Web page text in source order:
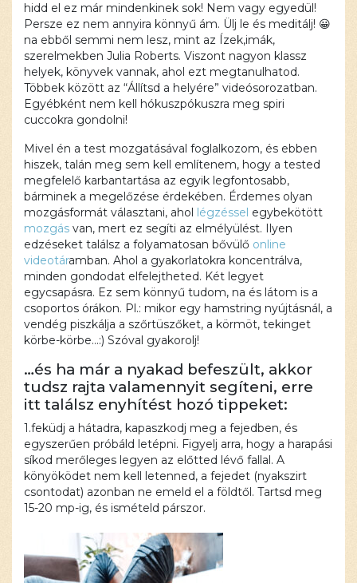
hidd el ez már mindenkinek sok! Nem vagy egyedül!
Persze ez nem annyira könnyű ám. Ülj le és meditálj! 😀
na ebből semmi nem lesz, mint az Ízek,imák,
szerelmekben Julia Roberts. Viszont nagyon klassz
helyek, könyvek vannak, ahol ezt megtanulhatod.
Többek között az “Állítsd a helyére” videósorozatban.
Egyébként nem kell hókuszpókuszra meg spiri
cuccokra gondolni!
Mivel én a test mozgatásával foglalkozom, és ebben
hiszek, talán meg sem kell említenem, hogy a tested
megfelelő karbantartása az egyik legfontosabb,
bárminek a megelőzése érdekében. Érdemes olyan
mozgásformát választani, ahol légzéssel egybekötött
mozgás van, mert ez segíti az elmélyülést. Ilyen
edzéseket találsz a folyamatosan bővülő online
videotáramban. Ahol a gyakorlatokra koncentrálva,
minden gondodat elfelejtheted. Két legyet
egycsapásra. Ez sem könnyű tudom, na és látom is a
csoportos órákon. Pl.: mikor egy hamstring nyújtásnál, a
vendég piszkálja a szőrtüszőket, a körmöt, tekinget
körbe-körbe…:) Szóval gyakorolj!
…és ha már a nyakad befeszült, akkor
tudsz rajta valamennyit segíteni, erre
itt találsz enyhítést hozó tippeket:
1.feküdj a hátadra, kapaszkodj meg a fejedben, és
egyszerűen próbáld letépni. Figyelj arra, hogy a harapási
síkod merőleges legyen az előtted lévő fallal. A
könyöködet nem kell letenned, a fejedet (nyakszirt
csontodat) azonban ne emeld el a földtől. Tartsd meg
15-20 mp-ig, és ismételd párszor.